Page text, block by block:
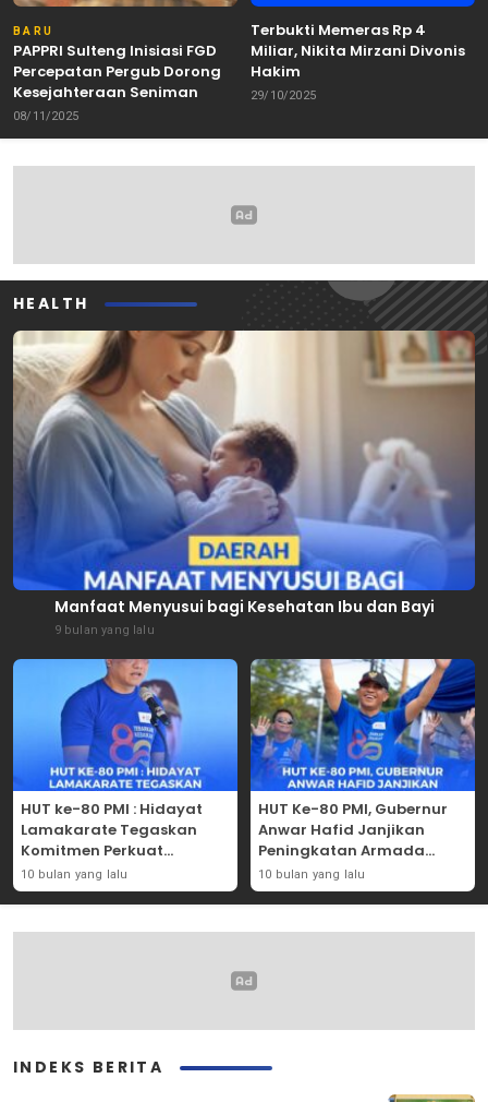
BARU
PAPPRI Sulteng Inisiasi FGD
Percepatan Pergub Dorong
Kesejahteraan Seniman
08/11/2025
Terbukti Memeras Rp 4
Miliar, Nikita Mirzani Divonis
Hakim
29/10/2025
HEALTH
Manfaat Menyusui bagi Kesehatan Ibu dan Bayi
9 bulan yang lalu
HUT ke-80 PMI : Hidayat
Lamakarate Tegaskan
Komitmen Perkuat
Solidaritas Kemanusiaan
10 bulan yang lalu
HUT Ke-80 PMI, Gubernur
Anwar Hafid Janjikan
Peningkatan Armada
Mobil Donor Darah
10 bulan yang lalu
INDEKS BERITA